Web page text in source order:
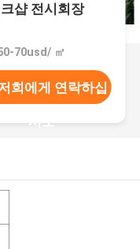
샵 전시회장
70usd/ ㎡
희에게 연락하십
시오